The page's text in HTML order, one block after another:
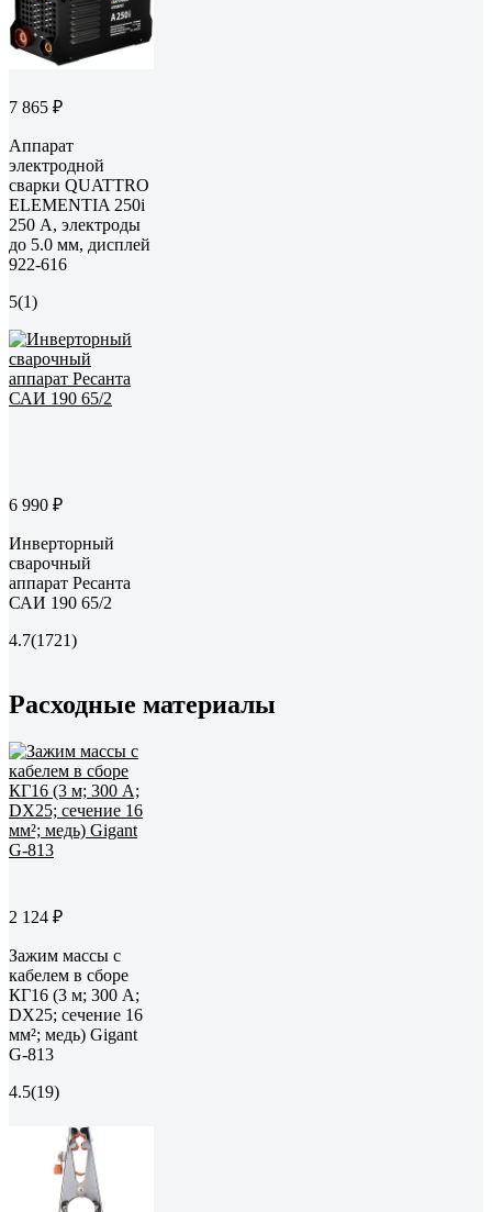
7 865 ₽
Аппарат
электродной
сварки QUATTRO
ELEMENTIA 250i
250 А, электроды
до 5.0 мм, дисплей
922-616
5(1)
6 990 ₽
Инверторный
сварочный
аппарат Ресанта
САИ 190 65/2
4.7(1721)
Расходные материалы
2 124 ₽
Зажим массы с
кабелем в сборе
КГ16 (3 м; 300 А;
DX25; сечение 16
мм²; медь) Gigant
G-813
4.5(19)